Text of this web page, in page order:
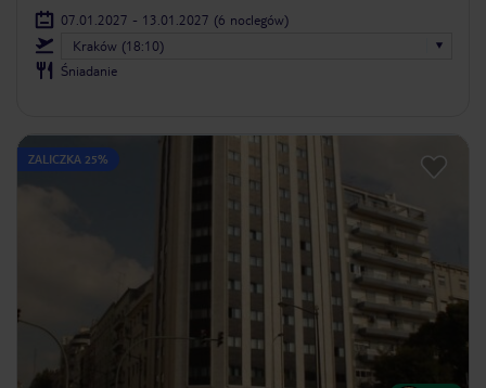
07.01.2027 - 13.01.2027 (6 noclegów)
Kraków (18:10)
Śniadanie
ZALICZKA 25%